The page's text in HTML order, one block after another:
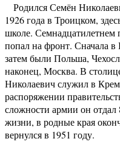
Родился Семён
1926 года в Троицком,
школе. Семнадцатилетнем
попал на фронт. Сначала
затем были Польша,
наконец, Москва. В
Николаевич служил в
распоряжении
сложности армии он отдал
жизни, в родные края
вернулся в 1951 году.